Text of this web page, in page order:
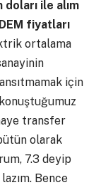
ile alım
fiyatları
ortalama
için
transfer
olarak
7.3 deyip
Bence